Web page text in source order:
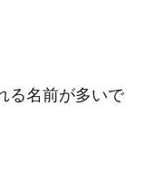
る名前が多いで